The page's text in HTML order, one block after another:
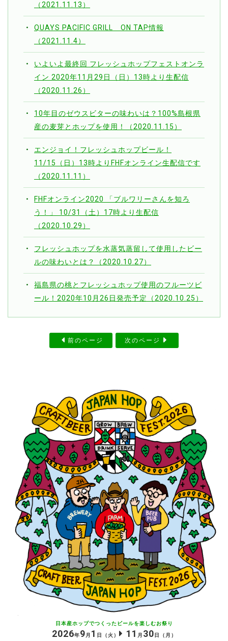
（2021.11.13）
QUAYS PACIFIC GRILL ON TAP情報
（2021.11.4）
いよいよ最終回 フレッシュホップフェストオンラ
イン 2020年11月29日（日）13時より生配信
（2020.11.26）
10年目のゼウスビターの味わいは？100%島根県
産の麦芽とホップを使用！（2020.11.15）
エンジョイ！フレッシュホップビール！
11/15（日）13時よりFHFオンライン生配信です
（2020.11.11）
FHFオンライン2020 「ブルワリーさんを知ろ
う！」 10/31（土）17時より生配信
（2020.10.29）
フレッシュホップを水蒸気蒸留して使用したビー
ルの味わいとは？（2020.10.27）
福島県の桃とフレッシュホップ使用のフルーツビ
ール！2020年10月26日発売予定（2020.10.25）
前のページ 次のページ
日本産ホップでつくったビールを楽しむお祭り
2026年9 月 1 日 （火） 11 月 30 日 （月）